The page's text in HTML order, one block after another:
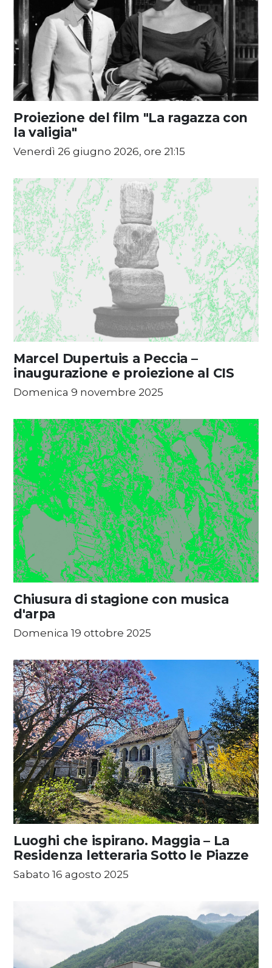
Proiezione del film "La ragazza con
la valigia"
Venerdì 26 giugno 2026, ore 21:15
Marcel Dupertuis a Peccia –
inaugurazione e proiezione al CIS
Domenica 9 novembre 2025
Chiusura di stagione con musica
d'arpa
Domenica 19 ottobre 2025
Luoghi che ispirano. Maggia – La
Residenza letteraria Sotto le Piazze
Sabato 16 agosto 2025